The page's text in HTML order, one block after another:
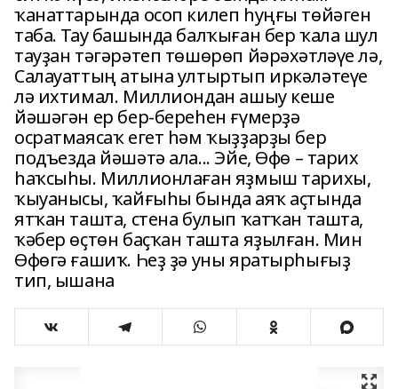
ҡанаттарында осоп килеп һуңғы төйәген
таба. Тау башында балҡыған бер ҡала шул
тауҙан тәгәрәтеп төшөрөп йәрәхәтләүе лә,
Салауаттың атына ултыртып иркәләтеүе
лә ихтимал. Миллиондан ашыу кеше
йәшәгән ер бер-береһен ғүмерҙә
осратмаясаҡ егет һәм ҡыҙҙарҙы бер
подъезда йәшәтә ала... Эйе, Өфө – тарих
һаҡсыһы. Миллионлаған яҙмыш тарихы,
ҡыуанысы, ҡайғыһы бында аяҡ аҫтында
ятҡан ташта, стена булып ҡатҡан ташта,
ҡәбер өҫтөн баҫҡан ташта яҙылған. Мин
Өфөгә ғашиҡ. Һеҙ ҙә уны яратырһығыҙ
тип, ышана